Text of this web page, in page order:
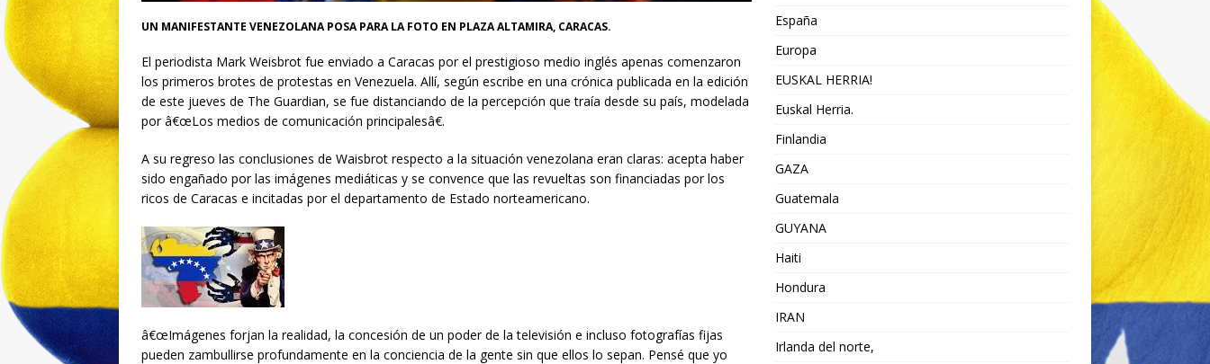
UN MANIFESTANTE VENEZOLANA POSA PARA LA FOTO EN PLAZA ALTAMIRA, CARACAS.
El periodista Mark Weisbrot fue enviado a Caracas por el prestigioso medio inglés apenas comenzaron
los primeros brotes de protestas en Venezuela. Allí, según escribe en una crónica publicada en la edición
de este jueves de The Guardian, se fue distanciando de la percepción que traía desde su país, modelada
por â€œLos medios de comunicación principalesâ€.
A su regreso las conclusiones de Waisbrot respecto a la situación venezolana eran claras: acepta haber
sido engañado por las imágenes mediáticas y se convence que las revueltas son financiadas por los
ricos de Caracas e incitadas por el departamento de Estado norteamericano.
â€œImágenes forjan la realidad, la concesión de un poder de la televisión e incluso fotografías fijas
pueden zambullirse profundamente en la conciencia de la gente sin que ellos lo sepan. Pensé que yo
España
Europa
EUSKAL HERRIA!
Euskal Herria.
Finlandia
GAZA
Guatemala
GUYANA
Haiti
Hondura
IRAN
Irlanda del norte,